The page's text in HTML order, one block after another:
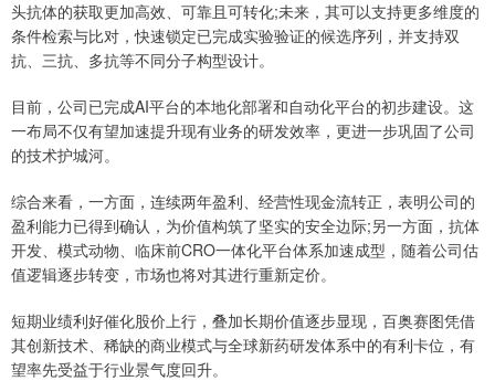
头抗体的获取更加高效、可靠且可转化;未来，其可以支持更多维度的
条件检索与比对，快速锁定已完成实验验证的候选序列，并支持双
抗、三抗、多抗等不同分子构型设计。
目前，公司已完成AI平台的本地化部署和自动化平台的初步建设。这
一布局不仅有望加速提升现有业务的研发效率，更进一步巩固了公司
的技术护城河。
综合来看，一方面，连续两年盈利、经营性现金流转正，表明公司的
盈利能力已得到确认，为价值构筑了坚实的安全边际;另一方面，抗体
开发、模式动物、临床前CRO一体化平台体系加速成型，随着公司估
值逻辑逐步转变，市场也将对其进行重新定价。
短期业绩利好催化股价上行，叠加长期价值逐步显现，百奥赛图凭借
其创新技术、稀缺的商业模式与全球新药研发体系中的有利卡位，有
望率先受益于行业景气度回升。